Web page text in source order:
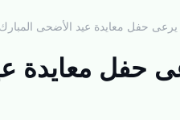
حفل معايدة عيد الأضحى
حفل معايدة